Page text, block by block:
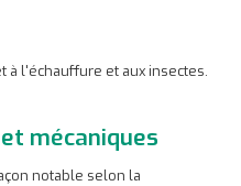
à l'échauffure et aux insectes.
mécaniques
notable selon la